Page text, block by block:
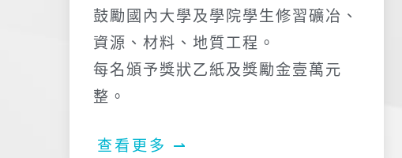
鼓勵國內大學及學院學生修習礦冶、
資源、材料、地質工程。
每名頒予獎狀乙紙及獎勵金壹萬元
整。
查看更多 ⇀